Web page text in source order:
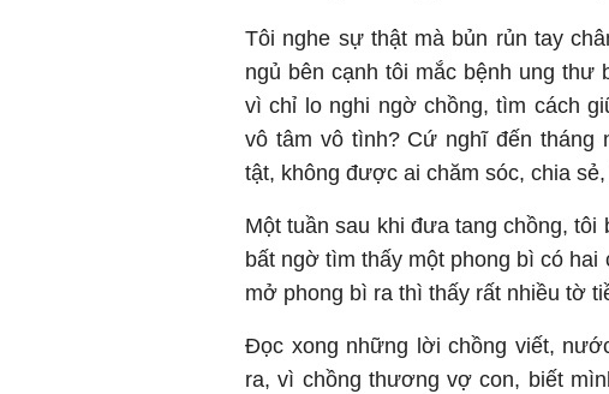
Tôi nghe sự thật mà bủn rủn tay
ngủ bên cạnh tôi mắc bệnh ung thư
vì chỉ lo nghi ngờ chồng, tìm cách
vô tâm vô tình? Cứ nghĩ đến tháng
tật, không được ai chăm sóc, chia
Một tuần sau khi đưa tang chồng, tôi
bất ngờ tìm thấy một phong bì có hai
mở phong bì ra thì thấy rất nhiều tờ
Đọc xong những lời chồng viết,
ra, vì chồng thương vợ con, biết